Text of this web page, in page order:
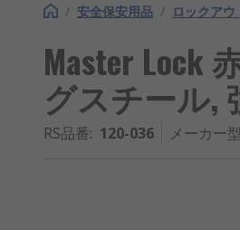
/ 安全保安用品 / ロックアウ
Master Lock
グスチール,
RS品番: 120-036 メーカー